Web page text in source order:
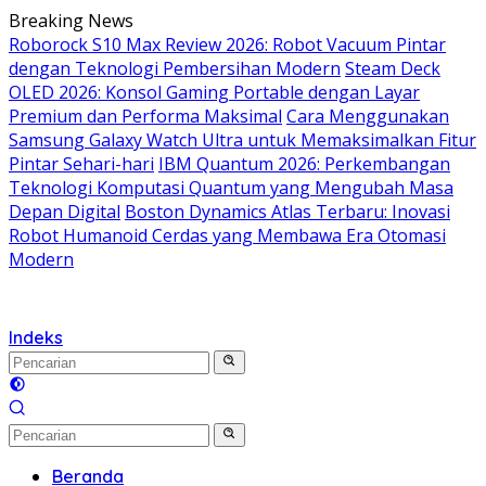
Langsung
ke
konten
Breaking News
Roborock S10 Max Review 2026: Robot Vacuum Pintar
dengan Teknologi Pembersihan Modern Steam Deck
OLED 2026: Konsol Gaming Portable dengan Layar
Premium dan Performa Maksimal Cara Menggunakan
Samsung Galaxy Watch Ultra untuk Memaksimalkan Fitur
Pintar Sehari-hari IBM Quantum 2026: Perkembangan
Teknologi Komputasi Quantum yang Mengubah Masa
Depan Digital Boston Dynamics Atlas Terbaru: Inovasi
Robot Humanoid Cerdas yang Membawa Era Otomasi
Modern
Indeks
Beranda